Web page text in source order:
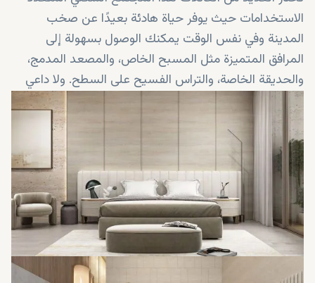
الاستخدامات حيث يوفر حياة هادئة بعيدًا عن صخب
المدينة وفي نفس الوقت يمكنك الوصول بسهولة إلى
المرافق المتميزة مثل المسبح الخاص، والمصعد المدمج،
والحديقة الخاصة، والتراس الفسيح على السطح. ولا داعي
للقلق بشأن الدفع والاسعار لأن هذا المشروع يقدم خطة
تقسيط مثالية لجميع المشترين الذين يرغبون في العيش
في هذا الحي المسور بأعلى مستوى من الأمان.